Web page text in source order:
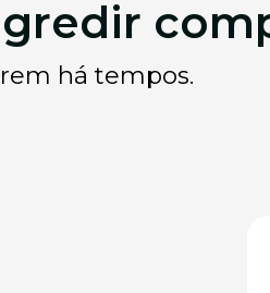
há tempos.